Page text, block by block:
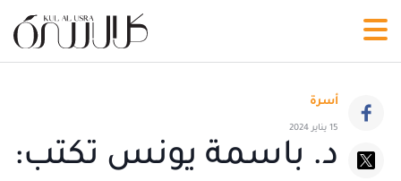
أسرة
15 يناير 2024
د. باسمة يونس تكتب: